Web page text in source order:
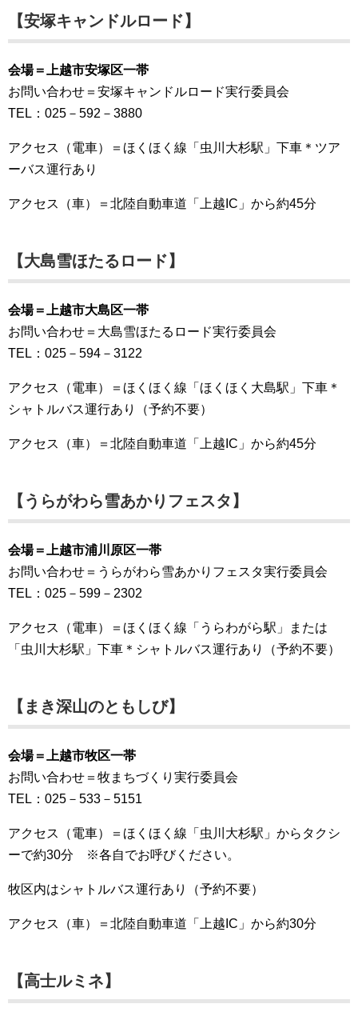
【安塚キャンドルロード】
会場＝上越市安塚区一帯
お問い合わせ＝安塚キャンドルロード実行委員会
TEL：025－592－3880
アクセス（電車）＝ほくほく線「虫川大杉駅」下車＊ツア
ーバス運行あり
アクセス（車）＝北陸自動車道「上越IC」から約45分
【大島雪ほたるロード】
会場＝上越市大島区一帯
お問い合わせ＝大島雪ほたるロード実行委員会
TEL：025－594－3122
アクセス（電車）＝ほくほく線「ほくほく大島駅」下車＊
シャトルバス運行あり（予約不要）
アクセス（車）＝北陸自動車道「上越IC」から約45分
【うらがわら雪あかりフェスタ】
会場＝上越市浦川原区一帯
お問い合わせ＝うらがわら雪あかりフェスタ実行委員会
TEL：025－599－2302
アクセス（電車）＝ほくほく線「うらわがら駅」または
「虫川大杉駅」下車＊シャトルバス運行あり（予約不要）
【まき深山のともしび】
会場＝上越市牧区一帯
お問い合わせ＝牧まちづくり実行委員会
TEL：025－533－5151
アクセス（電車）＝ほくほく線「虫川大杉駅」からタクシ
ーで約30分 ※各自でお呼びください。
牧区内はシャトルバス運行あり（予約不要）
アクセス（車）＝北陸自動車道「上越IC」から約30分
【高士ルミネ】